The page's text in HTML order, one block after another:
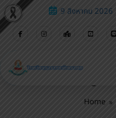
9 สิงหาคม 2026
Home